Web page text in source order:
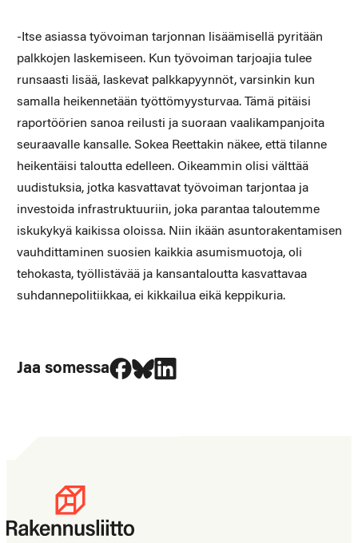
-Itse asiassa työvoiman tarjonnan lisäämisellä pyritään
palkkojen laskemiseen. Kun työvoiman tarjoajia tulee
runsaasti lisää, laskevat palkkapyynnöt, varsinkin kun
samalla heikennetään työttömyysturvaa. Tämä pitäisi
raportöörien sanoa reilusti ja suoraan vaalikampanjoita
seuraavalle kansalle. Sokea Reettakin näkee, että tilanne
heikentäisi taloutta edelleen. Oikeammin olisi välttää
uudistuksia, jotka kasvattavat työvoiman tarjontaa ja
investoida infrastruktuuriin, joka parantaa taloutemme
iskukykyä kaikissa oloissa. Niin ikään asuntorakentamisen
vauhdittaminen suosien kaikkia asumismuotoja, oli
tehokasta, työllistävää ja kansantaloutta kasvattavaa
suhdannepolitiikkaa, ei kikkailua eikä keppikuria.
Jaa somessa
Jaa Facebookissa
Jaa Blueskyssa
Jaa LinkedIn:ssä